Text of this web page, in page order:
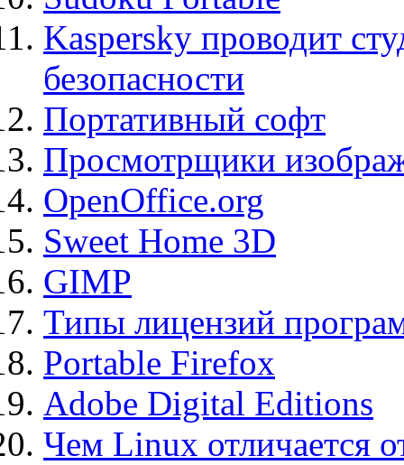
Kaspersky проводит
безопасности
Портативный софт
Просмотрщики
OpenOffice.org
Sweet Home 3D
GIMP
Типы лицензий
Portable Firefox
Adobe Digital Editions
Чем Linux отличается